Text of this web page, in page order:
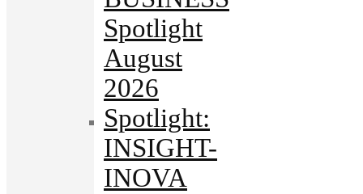
Spotlight
August
2026
Spotlight:
INSIGHT-
INOVA